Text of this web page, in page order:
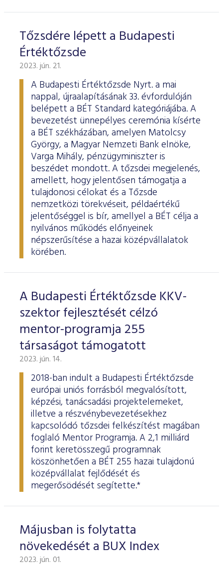
Tőzsdére lépett a Budapesti
Értéktőzsde
2023. jún. 21.
A Budapesti Értéktőzsde Nyrt. a mai
nappal, újraalapításának 33. évfordulóján
belépett a BÉT Standard kategóriájába. A
bevezetést ünnepélyes ceremónia kísérte
a BÉT székházában, amelyen Matolcsy
György, a Magyar Nemzeti Bank elnöke,
Varga Mihály, pénzügyminiszter is
beszédet mondott. A tőzsdei megjelenés,
amellett, hogy jelentősen támogatja a
tulajdonosi célokat és a Tőzsde
nemzetközi törekvéseit, példaértékű
jelentőséggel is bír, amellyel a BÉT célja a
nyilvános működés előnyeinek
népszerűsítése a hazai középvállalatok
körében.
A Budapesti Értéktőzsde KKV-
szektor fejlesztését célzó
mentor-programja 255
társaságot támogatott
2023. jún. 14.
2018-ban indult a Budapesti Értéktőzsde
európai uniós forrásból megvalósított,
képzési, tanácsadási projektelemeket,
illetve a részvénybevezetésekhez
kapcsolódó tőzsdei felkészítést magában
foglaló Mentor Programja. A 2,1 milliárd
forint keretösszegű programnak
köszönhetően a BÉT 255 hazai tulajdonú
középvállalat fejlődését és
megerősödését segítette.*
Májusban is folytatta
növekedését a BUX Index
2023. jún. 01.